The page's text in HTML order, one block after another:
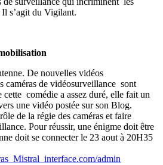
s’agit du Vigilant.
De nouvelles vidéos
caméras de vidéosurveillance sont
comédie a assez duré, elle fait un
une vidéo postée sur son Blog.
de la régie des caméras et faire
Pour réussir, une énigme doit être
doit se connecter le 23 aout à 20H35
admin